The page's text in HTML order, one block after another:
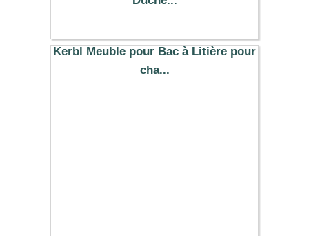
19.69 €
Kerbl Meuble pour Bac à Litière pour
cha...